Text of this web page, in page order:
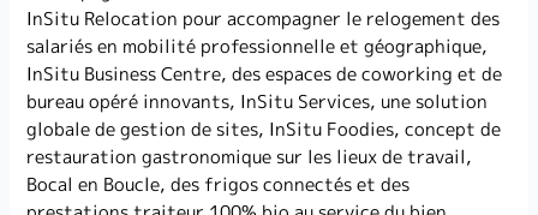
InSitu Relocation pour accompagner le relogement des
salariés en mobilité professionnelle et géographique,
InSitu Business Centre, des espaces de coworking et de
bureau opéré innovants, InSitu Services, une solution
globale de gestion de sites, InSitu Foodies, concept de
restauration gastronomique sur les lieux de travail,
Bocal en Boucle, des frigos connectés et des